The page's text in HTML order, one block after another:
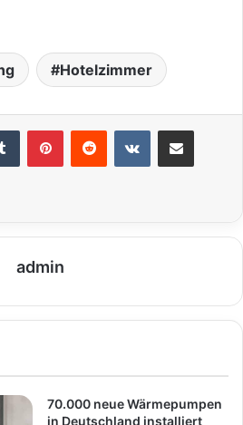
Hotelzimmer
admin
70.000 neue Wärmepumpen
in Deutschland installiert